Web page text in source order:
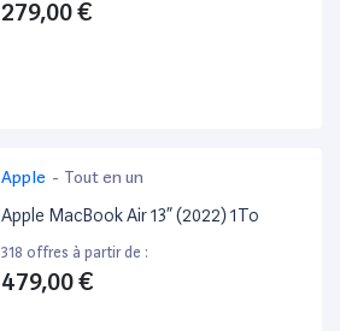
279,00 €
Apple - Tout en un
Apple MacBook Air 13” (2022) 1To
318 offres à partir de :
479,00 €